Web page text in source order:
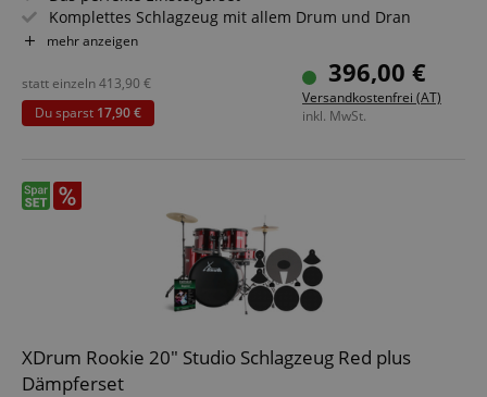
Komplettes Schlagzeug mit allem Drum und Dran
Höhenverstellbarer Hocker
Inkl. Drumsticks, Aufbauanleitung und Schlagzeugschule
Sparset mit komplettem Dämpferset
mehr anzeigen
396,00 €
Versandkostenfrei (AT)
inkl. MwSt.
statt einzeln413,90 €
Du sparst 17,90 €
XDrum Rookie 20" Studio Schlagzeug Red plus
Dämpferset